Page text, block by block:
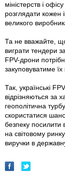
міністерств і
розглядати кожен
великого
Та не вважайте,
виграти тендери
FPV-дрони
закуповуватиме
Так, українські
відрізняються за
геополітична
скористатися
безпеку посилити
на світовому
виручки в